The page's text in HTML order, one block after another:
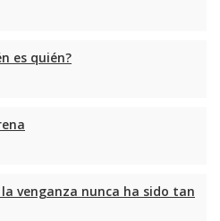
es quién?
venganza nunca ha sido tan